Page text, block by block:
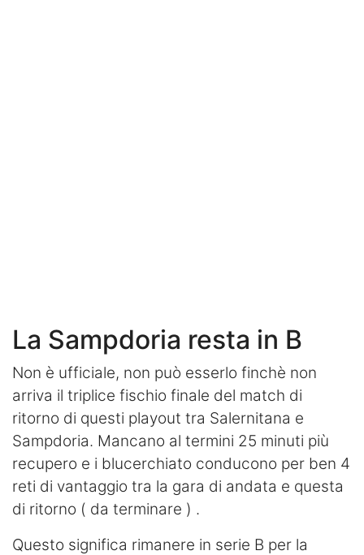
La Sampdoria resta in B
Non è ufficiale, non può esserlo finchè non
arriva il triplice fischio finale del match di
ritorno di questi playout tra Salernitana e
Sampdoria. Mancano al termini 25 minuti più
recupero e i blucerchiato conducono per ben 4
reti di vantaggio tra la gara di andata e questa
di ritorno ( da terminare ) .
Questo significa rimanere in serie B per la